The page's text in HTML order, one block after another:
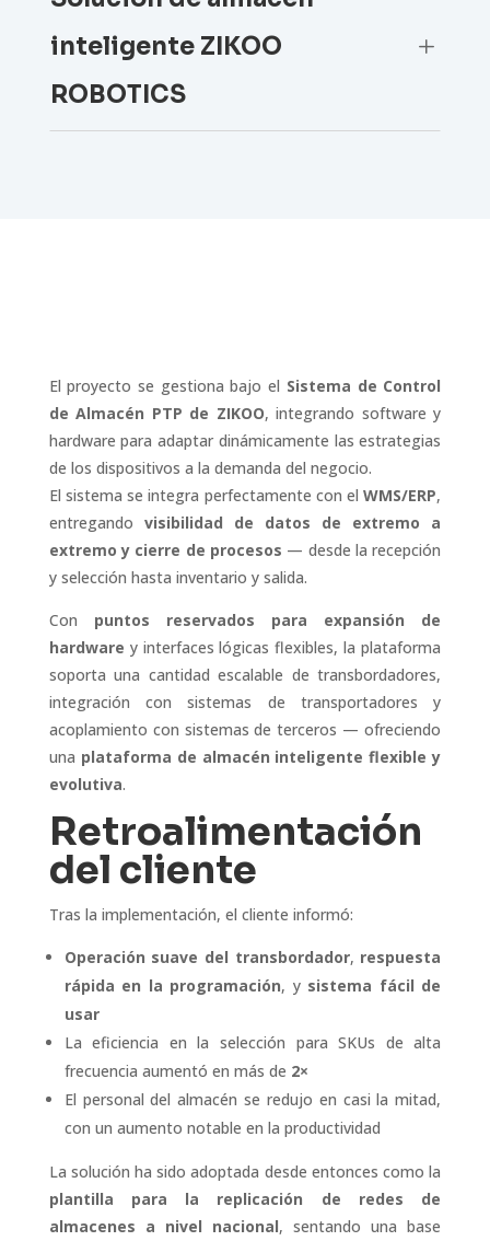
inteligente ZIKOO
ROBOTICS
L
El proyecto se gestiona bajo el Sistema de Control
de Almacén PTP de ZIKOO, integrando software y
hardware para adaptar dinámicamente las estrategias
de los dispositivos a la demanda del negocio.
El sistema se integra perfectamente con elWMS/ERP,
entregando visibilidad de datos de extremo a
extremo y cierre de procesos — desde la recepción
y selección hasta inventario y salida.
Con puntos reservados para expansión de
hardware y interfaces lógicas flexibles, la plataforma
soporta una cantidad escalable de transbordadores,
integración con sistemas de transportadores y
acoplamiento con sistemas de terceros — ofreciendo
una plataforma de almacén inteligente flexible y
evolutiva.
Retroalimentación
del cliente
Tras la implementación, el cliente informó:
Operación suave del transbordador, respuesta
rápida en la programación, y sistema fácil de
usar
La eficiencia en la selección para SKUs de alta
frecuencia aumentó en más de 2×
El personal del almacén se redujo en casi la mitad,
con un aumento notable en la productividad
La solución ha sido adoptada desde entonces como la
plantilla para la replicación de redes de
almacenes a nivel nacional, sentando una base